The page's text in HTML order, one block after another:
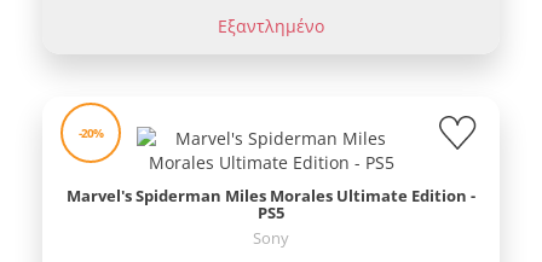
Εξαντλημένο
-20%
Marvel's Spiderman Miles Morales Ultimate Edition -
PS5
Sony